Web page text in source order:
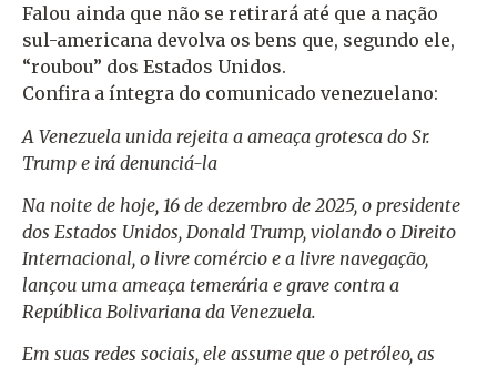
Falou ainda que não se retirará até que a nação
sul-americana devolva os bens que, segundo ele,
“roubou” dos Estados Unidos.
Confira a íntegra do comunicado venezuelano:
A Venezuela unida rejeita a ameaça grotesca do Sr.
Trump e irá denunciá-la
Na noite de hoje, 16 de dezembro de 2025, o presidente
dos Estados Unidos, Donald Trump, violando o Direito
Internacional, o livre comércio e a livre navegação,
lançou uma ameaça temerária e grave contra a
República Bolivariana da Venezuela.
Em suas redes sociais, ele assume que o petróleo, as